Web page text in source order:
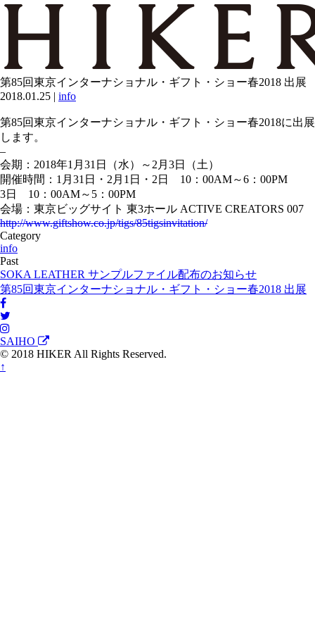
第85回東京インターナショナル・ギフト・ショー春2018 出展
2018.01.25 | info
第85回東京インターナショナル・ギフト・ショー春2018に出展
します。
–
会期：2018年1月31日（水）～2月3日（土）
開催時間：1月31日・2月1日・2日 10：00AM～6：00PM
3日 10：00AM～5：00PM
会場：東京ビッグサイト 東3ホール ACTIVE CREATORS 007
http://www.giftshow.co.jp/tigs/85tigsinvitation/
Category
info
Past
SOKA LEATHER サンプルファイル配布のお知らせ
第85回東京インターナショナル・ギフト・ショー春2018 出展
SAIHO
© 2018 HIKER All Rights Reserved.
↑